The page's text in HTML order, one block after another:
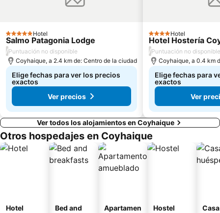
5 EstrellasHotel
Salmo Patagonia Lodge
/Puntuación no disponible
Coyhaique, a 2.4 km de: Centro de la ciudad
Elige fechas para ver los precios
exactos
Ver precios
4 Estrellas
Hotel
Hotel Hostería
/Puntuación no disponible
Coyhaique, a 0.4 km
Elige fechas para
exactos
Ver
Ver todos los alojamientos en Coyhaique
Otros hospedajes en Coyhaique
Hotel
Bed and
Apartamen
Hostel